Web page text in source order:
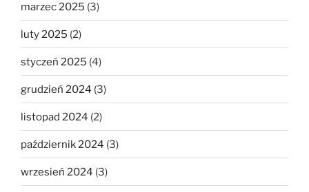
marzec 2025 (3)
luty 2025 (2)
styczeń 2025 (4)
grudzień 2024 (3)
listopad 2024 (2)
październik 2024 (3)
wrzesień 2024 (3)